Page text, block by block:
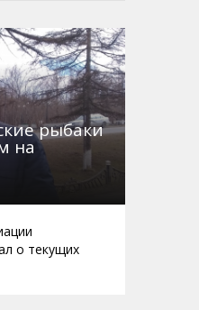
рыбаки
на
о текущих